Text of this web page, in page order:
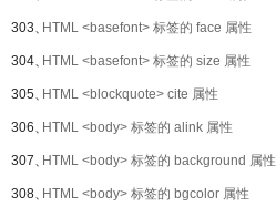
303、HTML <basefont> 标签的 face 属性
304、HTML <basefont> 标签的 size 属性
305、HTML <blockquote> cite 属性
306、HTML <body> 标签的 alink 属性
307、HTML <body> 标签的 background 属性
308、HTML <body> 标签的 bgcolor 属性